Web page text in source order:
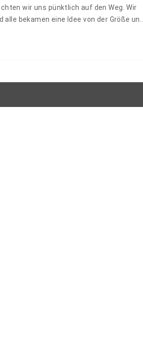
wir uns pünktlich auf den Weg. Wir
bekamen eine Idee von der Größe und
das Wasser. Wir sahen riesige…